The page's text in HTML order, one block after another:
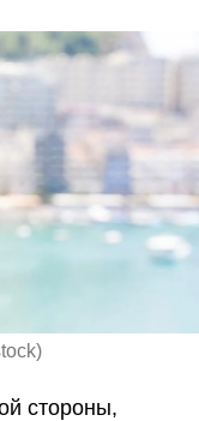
)
стороны,